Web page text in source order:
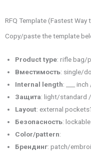
RFQ Template (Fastest Way
Copy/paste the template
Product type: rifle bag/
Вместимость: single/
Internal length: ___ inch
Защита: light/standard
Layout: external
Безопасность:
Color/pattern:
Брендинг: patch/